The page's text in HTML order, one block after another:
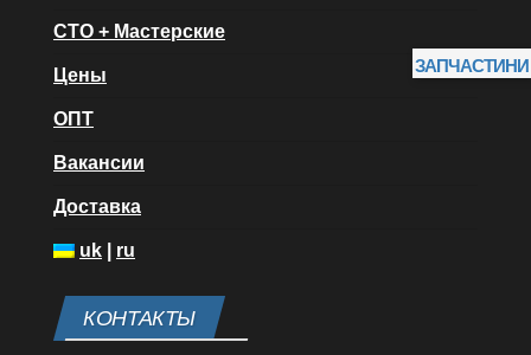
СТО + Мастерские
Цены
ОПТ
Вакансии
Доставка
uk ru
КОНТАКТЫ
ЗАПЧАСТИНИ